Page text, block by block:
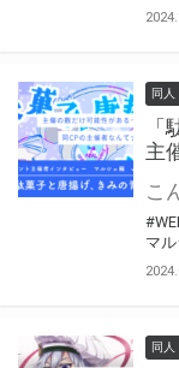
同人
主
マ
同人